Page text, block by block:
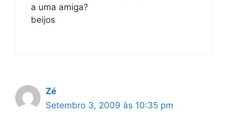
a uma amiga?
beijos
Zé
Setembro 3, 2009 às 10:35 pm